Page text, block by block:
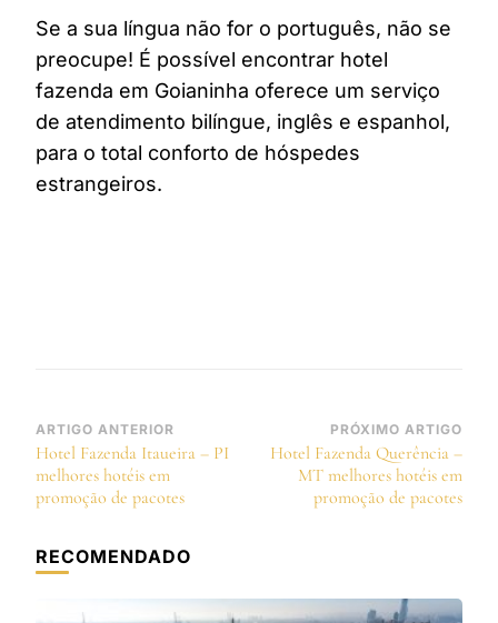
Se a sua língua não for o português, não se
preocupe! É possível encontrar hotel
fazenda em Goianinha oferece um serviço
de atendimento bilíngue, inglês e espanhol,
para o total conforto de hóspedes
estrangeiros.
Navegação
de
post
ARTIGO ANTERIOR
Hotel Fazenda Itaueira – PI
melhores hotéis em
promoção de pacotes
PRÓXIMO ARTIGO
Hotel Fazenda Querência –
MT melhores hotéis em
promoção de pacotes
RECOMENDADO